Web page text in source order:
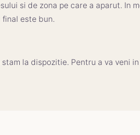
si de zona pe care a aparut. In
este bun.
la dispozitie. Pentru a va veni